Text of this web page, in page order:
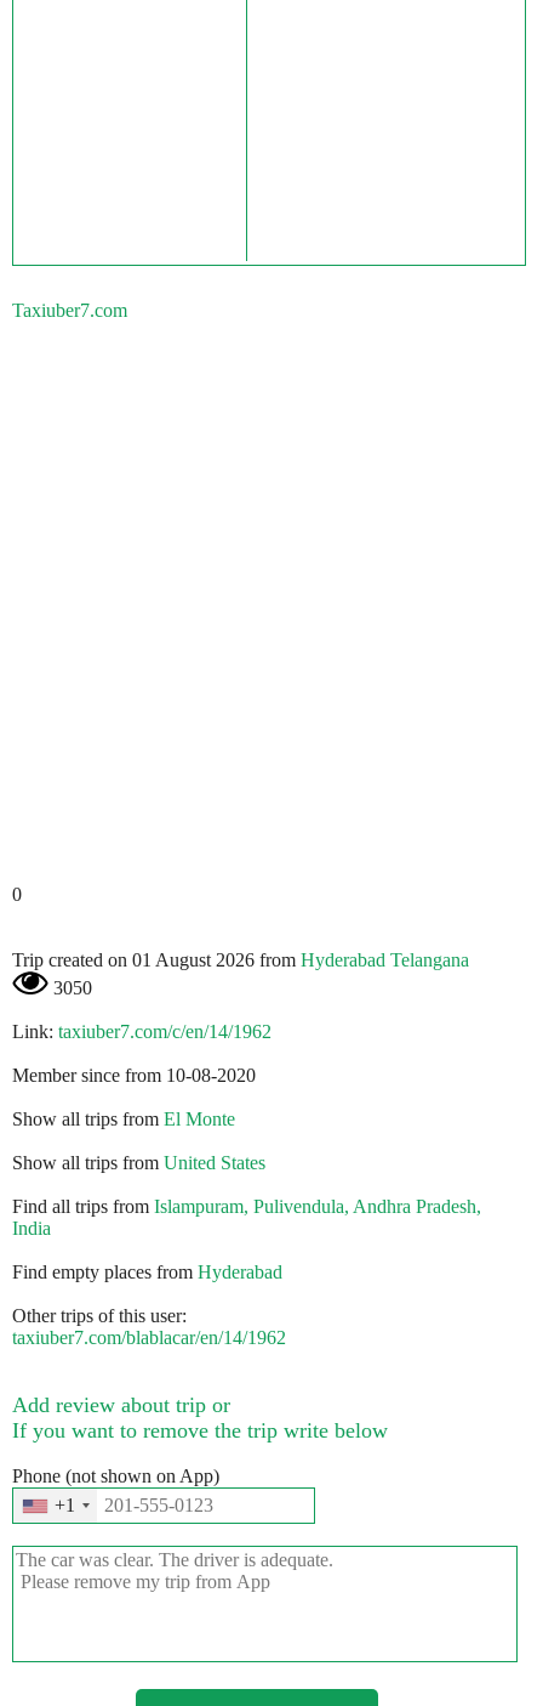
Taxiuber7.com
0
Trip created on 01 August 2026 from Hyderabad Telangana
3050
Link: taxiuber7.com/c/en/14/1962
Member since from 10-08-2020
Show all trips from El Monte
Show all trips from United States
Find all trips from Islampuram, Pulivendula, Andhra Pradesh,
India
Find empty places from Hyderabad
Other trips of this user:
taxiuber7.com/blablacar/en/14/1962
Add review about trip or
If you want to remove the trip write below
Phone (not shown on App)
+1